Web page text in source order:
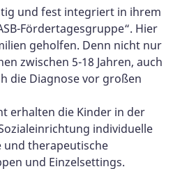
und fest integriert in ihrem
Fördertagesgruppe“. Hier
geholfen. Denn nicht nur
zwischen 5-18 Jahren, auch
die Diagnose vor großen
erhalten die Kinder in der
individuelle
und therapeutische
und Einzelsettings.